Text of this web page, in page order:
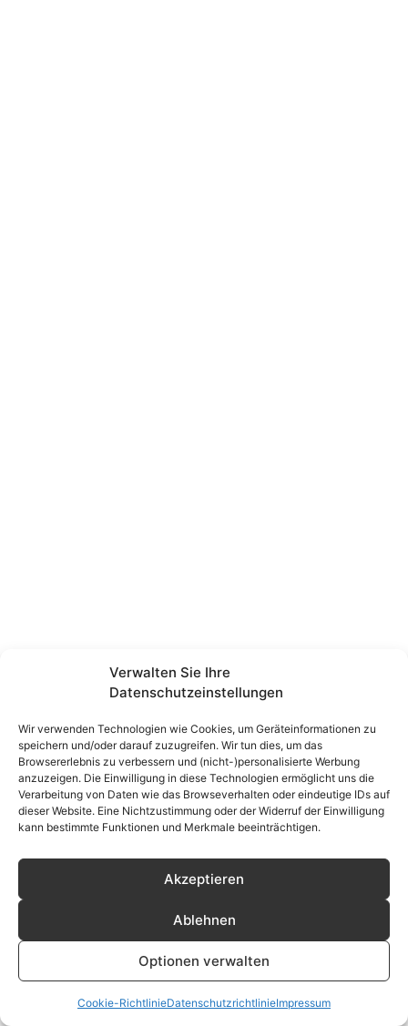
Verwalten Sie Ihre
Datenschutzeinstellungen
Wir verwenden Technologien wie Cookies, um Geräteinformationen zu
speichern und/oder darauf zuzugreifen. Wir tun dies, um das
Browsererlebnis zu verbessern und (nicht-)personalisierte Werbung
anzuzeigen. Die Einwilligung in diese Technologien ermöglicht uns die
Verarbeitung von Daten wie das Browseverhalten oder eindeutige IDs auf
dieser Website. Eine Nichtzustimmung oder der Widerruf der Einwilligung
kann bestimmte Funktionen und Merkmale beeinträchtigen.
Akzeptieren
Ablehnen
Optionen verwalten
Cookie-RichtlinieDatenschutzrichtlinieImpressum